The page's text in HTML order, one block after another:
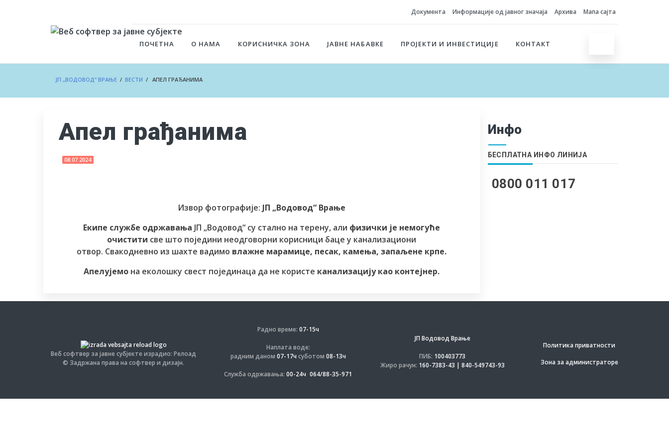
Документа Информације од јавног значаја Архива Мапа сајта
ПОЧЕТНА О НАМА КОРИСНИЧКА ЗОНА ЈАВНЕ НАБАВКЕ ПРОЈЕКТИ И ИНВЕСТИЦИЈЕ КОНТАКТ
ЈП „ВОДОВОД“ ВРАЊЕ / ВЕСТИ / АПЕЛ ГРАЂАНИМА
Апел грађанима
08.07.2024
Извор фотографије: ЈП „Водовод“ Врање
Екипе службе одржавања ЈП „Водовод“ су стално на терену, али физички је немогуће
очистити све што поједини неодговорни корисници баце у канализациони
отвор. Свакодневно из шахте вадимо влажне марамице, песак, камења, запаљене крпе.
Апелујемо на еколошку свест појединаца да не користе канализацију као контејнер.
Инфо
БЕСПЛАТНА ИНФО ЛИНИЈА
0800 011 017
Политика приватности
Зона за администраторе
Радно време: 07-15ч
Наплата воде:
радним даном 07-17ч суботом 08-13ч
Служба одржавања: 00-24ч 064/88-35-971
ЈП Водовод Врање
ПИБ: 100403773
Жиро рачун: 160-7383-43 | 840-549743-93
Веб софтвер за јавне субјекте израдио: Релоад
© Задржана права на софтвер и дизајн.